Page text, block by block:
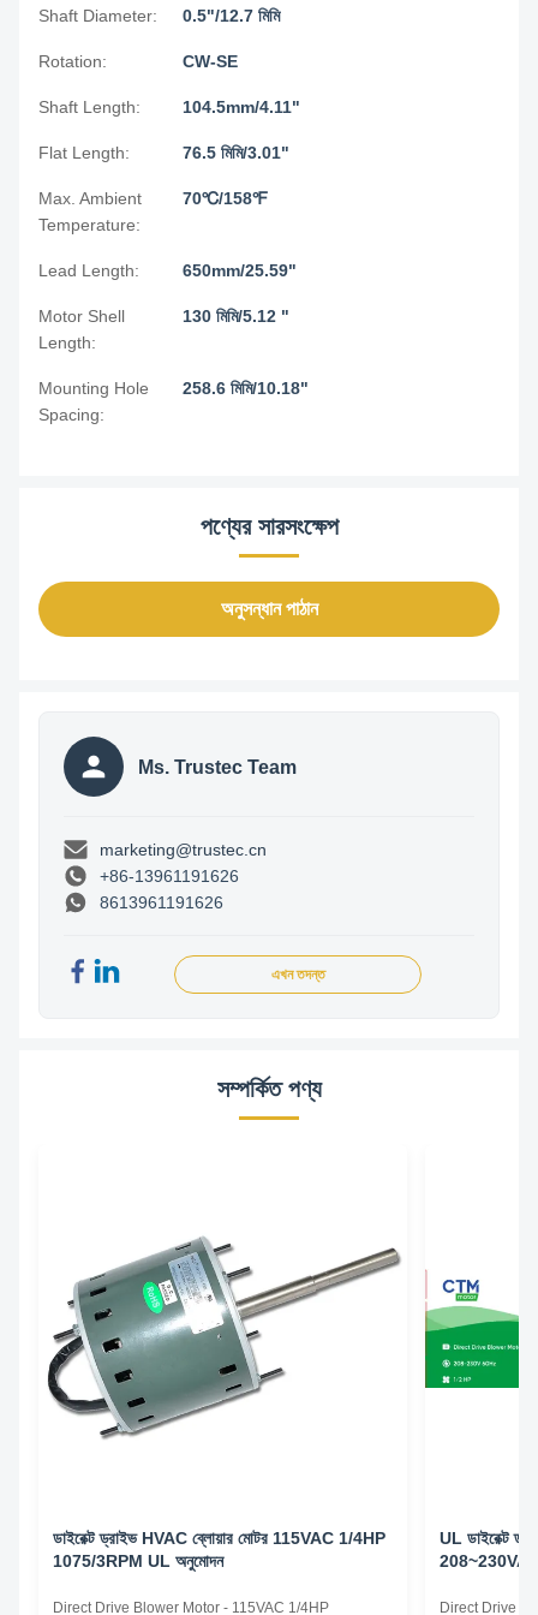
Shaft Diameter: 0.5"/12.7 মিমি
Rotation: CW-SE
Shaft Length: 104.5mm/4.11"
Flat Length: 76.5 মিমি/3.01"
Max. Ambient
Temperature:
70℃/158℉
Lead Length: 650mm/25.59"
Motor Shell
Length:
130 মিমি/5.12 "
Mounting Hole
Spacing:
258.6 মিমি/10.18"
পণ্যের সারসংক্ষেপ
অনুসন্ধান পাঠান
Ms. Trustec Team
marketing@trustec.cn
+86-13961191626
8613961191626
এখন তদন্ত
সম্পর্কিত পণ্য
ডাইরেক্ট ড্রাইভ HVAC ব্লোয়ার মোটর 115VAC 1/4HP
1075/3RPM UL অনুমোদন
Direct Drive Blower Motor - 115VAC 1/4HP
UL ডাইরেক্ট
208~230VAC
Direct Drive